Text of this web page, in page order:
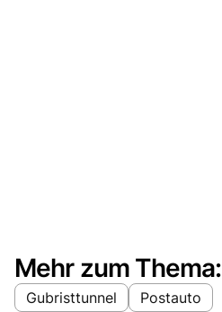
Mehr zum Thema:
Gubristtunnel Postauto